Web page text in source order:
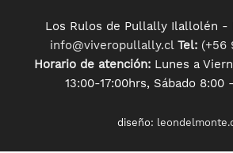
Los Rulos de Pullally Ilallolén -
info@viveropullally.cl Tel: (+56
Horario de atención: Lunes a
13:00-17:00hrs, Sábado 8:00
diseño: